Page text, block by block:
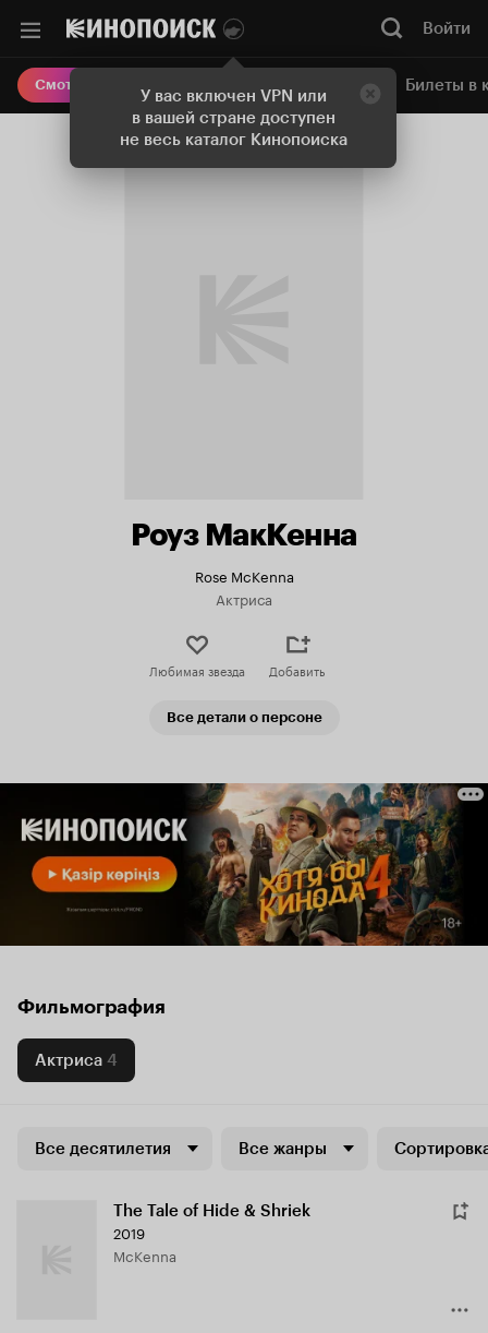
У вас включен VPN или
в вашей стране доступен
не весь каталог Кинопоиска
Войти
Смотреть кино Онлайн-кинотеатр Билеты в
Роуз МакКенна
Rose McKenna
Актриса
Любимая звезда Добавить
Все детали о персоне
Фильмография
Актриса 4
Все десятилетия Все жанры
The Tale of Hide & Shriek
2019
McKenna